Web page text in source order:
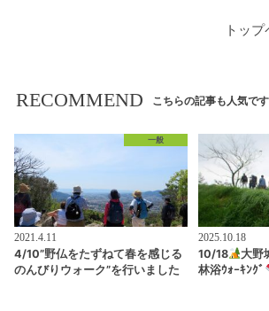
トッ
RECOMMEND こちらの記事も人気です
一般
2021.4.11
4/10”野仏をたずねて春を感じる
のんびりウォーク”を行いました
2025.10.18
10/18
大野
林浴ｳｫｰｷﾝｸﾞ